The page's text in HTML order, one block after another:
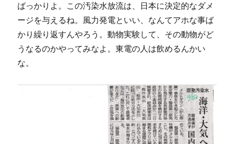
ばっかりよ。この汚染水放流は、日本に決定的なダメ
ージを与えるね。風力発電といい、なんてアホな事ば
かり繰り返すんやろう。動物実験して、その動物がど
うなるのかやってみなよ。東電の人は飲めるんかい
な。